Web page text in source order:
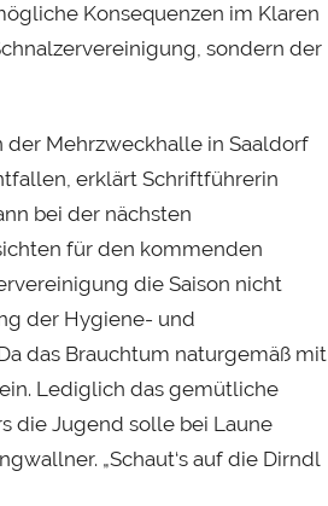
Konsequenzen im Klaren
sondern der
Mehrzweckhalle in Saaldorf
erklärt Schriftführerin
bei der nächsten
für den kommenden
die Saison nicht
der Hygiene- und
das Brauchtum naturgemäß mit
Lediglich das gemütliche
die Jugend solle bei Laune
„Schaut‘s auf die Dirndl